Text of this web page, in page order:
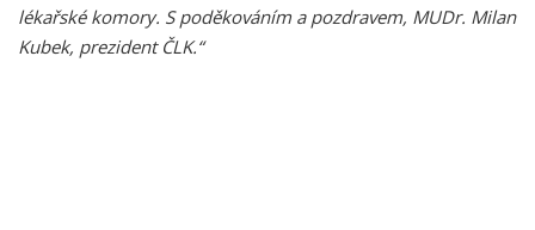
lékařské komory. S poděkováním a pozdravem, MUDr. Milan
Kubek, prezident ČLK.“